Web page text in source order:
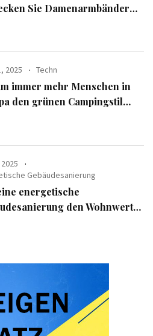
Sie Damenarmbänder
2025 Techn
immer mehr Menschen in
den grünen Campingstil
Gebäudesanierung
energetische
den Wohnwert